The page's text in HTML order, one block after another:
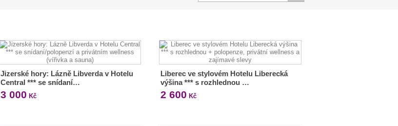
Jizerské hory: Lázně Libverda v Hotelu
Central *** se snídaní…
3 000 Kč
Liberec ve stylovém Hotelu Liberecká
výšina *** s rozhlednou …
2 600 Kč